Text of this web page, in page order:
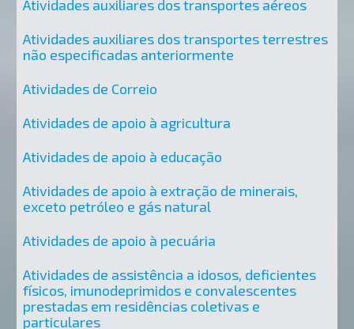
Atividades auxiliares dos transportes aéreos
Atividades auxiliares dos transportes terrestres
não especificadas anteriormente
Atividades de Correio
Atividades de apoio à agricultura
Atividades de apoio à educação
Atividades de apoio à extração de minerais,
exceto petróleo e gás natural
Atividades de apoio à pecuária
Atividades de assistência a idosos, deficientes
físicos, imunodeprimidos e convalescentes
prestadas em residências coletivas e
particulares